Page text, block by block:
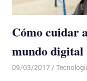
Cómo cuidar
mundo digital
09/03/2017 Luis